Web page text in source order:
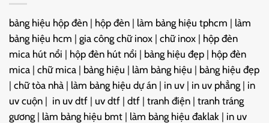
bảng hiệu hộp đèn | hộp đèn | làm bảng hiệu tphcm | làm
bảng hiệu hcm | gia công chữ inox | chữ inox | hộp đèn
mica hút nổi | hộp đèn hút nổi | bảng hiệu đẹp | hộp đèn
mica | chữ mica | bảng hiệu | làm bảng hiệu | bảng hiệu đẹp
| chữ tòa nhà | làm bảng hiệu dự án | in uv | in uv phẳng | in
uv cuộn | in uv dtf | uv dtf | dtf | tranh điện | tranh tráng
gương | làm bảng hiệu bmt | làm bảng hiệu đaklak | in uv